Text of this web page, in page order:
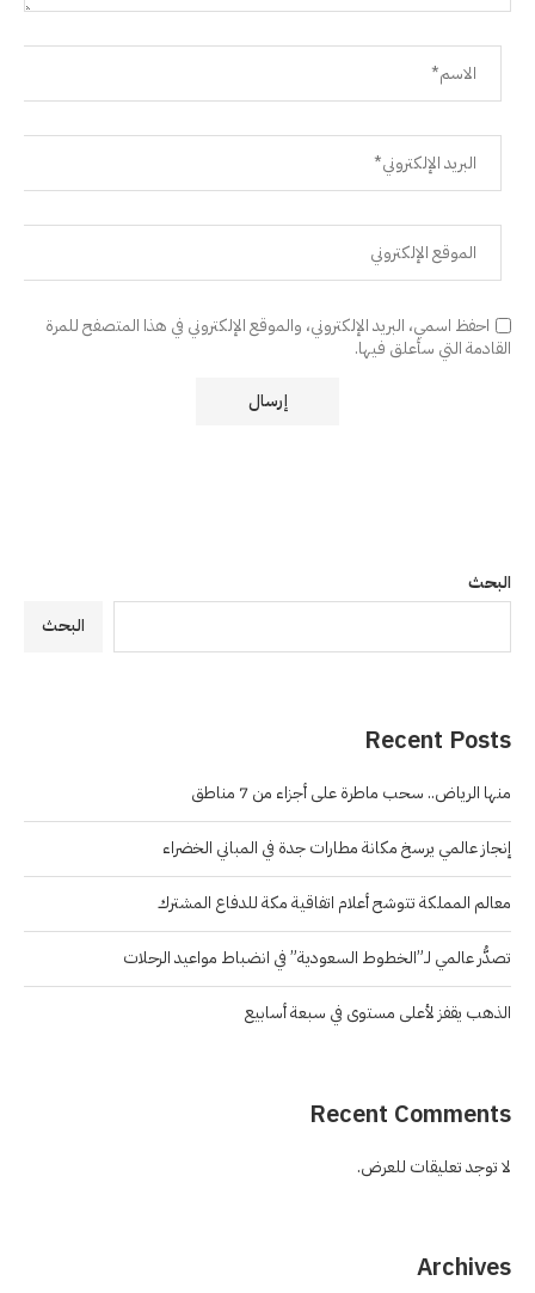
احفظ اسمي، البريد الإلكتروني، والموقع الإلكتروني في هذا المتصفح للمرة
القادمة التي سأعلق فيها.
البحث
البحث
Recent Posts
منها الرياض.. سحب ماطرة على أجزاء من 7 مناطق
إنجاز عالمي يرسخ مكانة مطارات جدة في المباني الخضراء
معالم المملكة تتوشح أعلام اتفاقية مكة للدفاع المشترك
تصدُّر عالمي لـ”الخطوط السعودية” في انضباط مواعيد الرحلات
الذهب يقفز لأعلى مستوى في سبعة أسابيع
Recent Comments
لا توجد تعليقات للعرض.
Archives